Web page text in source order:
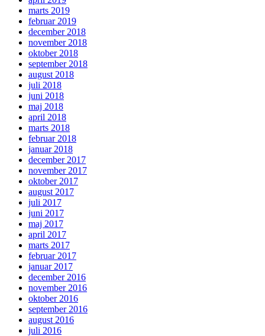
marts 2019
februar 2019
december 2018
november 2018
oktober 2018
september 2018
august 2018
juli 2018
juni 2018
maj 2018
april 2018
marts 2018
februar 2018
januar 2018
december 2017
november 2017
oktober 2017
august 2017
juli 2017
juni 2017
maj 2017
april 2017
marts 2017
februar 2017
januar 2017
december 2016
november 2016
oktober 2016
september 2016
august 2016
juli 2016